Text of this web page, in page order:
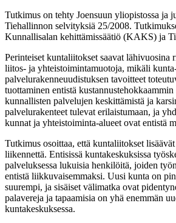
Tutkimus on tehty Joensuun yliopistossa ja
Tiehallinnon selvityksiä 25/2008.
Kunnallisalan kehittämissäätiö (KAKS) ja
Perinteiset kuntaliitokset saavat lähivuosina
liitos- ja yhteistoimintamuotoja, mikäli
palvelurakenneuudistuksen tavoitteet
tuottaminen entistä kustannustehokkaammin
kunnallisten palvelujen keskittämistä ja
palvelurakenteet tulevat erilaistumaan, ja
kunnat ja yhteistoiminta-alueet ovat entistä
Tutkimus osoittaa, että kuntaliitokset
liikennettä. Entisissä kuntakeskuksissa
palveluksessa lukuisia henkilöitä, joiden
entistä liikkuvaisemmaksi. Uusi kunta on
suurempi, ja sisäiset välimatka ovat
palavereja ja tapaamisia on yhä enemmän
kuntakeskuksessa.